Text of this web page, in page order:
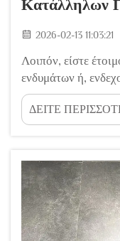
Κατάλληλων
2026-02-13 11:03:21
Λοιπόν, είστε
ενδυμάτων ή,
χαρακτηριστικό
σας. Το φουλάρο
Αποτελεί βασικό
ένδυσης στην
προχωράτε...
ΔΕΙΤΕ